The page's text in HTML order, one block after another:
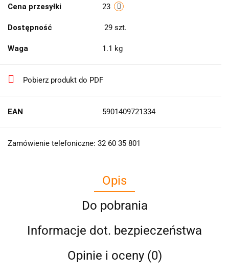
Cena przesyłki 23
Dostępność 29 szt.
Waga 1.1 kg
Pobierz produkt do PDF
EAN 5901409721334
Zamówienie telefoniczne: 32 60 35 801
Opis
Do pobrania
Informacje dot. bezpieczeństwa
Opinie i oceny (0)